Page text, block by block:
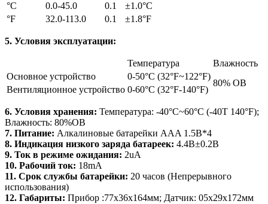
°C
0.0-45.0 0.1
±1.0°C
°F
32.0-113.0 0.1 ±1.8°F
5. Условия эксплуатации:
Температура
Влажность
Основное устройство
0-50°C (32°F~122°F)
80% ОВ
Вентиляционное устройство 0-60°C (32°F-140°F)
6. Условия хранения: Температура: -40°C~60°C (-40T 140°F);
Влажность: 80%ОВ
7. Питание: Алкалиновые батарейки AAA 1.5В*4
8. Индикация низкого заряда батареек: 4.4В±0.2В
9. Ток в режиме ожидания: 2uA
10. Рабочий ток: 18mA
11. Срок службы батарейки: 20 часов (Непрерывного
использования)
12. Габариты: Прибор :77x36x164мм; Датчик: 05x29x172мм